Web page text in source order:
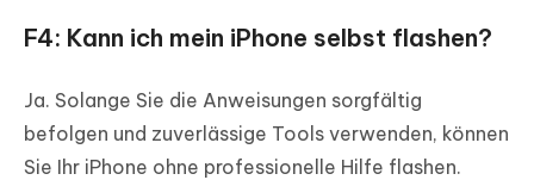
F4: Kann ich mein iPhone selbst flashen?
Ja. Solange Sie die Anweisungen sorgfältig
befolgen und zuverlässige Tools verwenden, können
Sie Ihr iPhone ohne professionelle Hilfe flashen.